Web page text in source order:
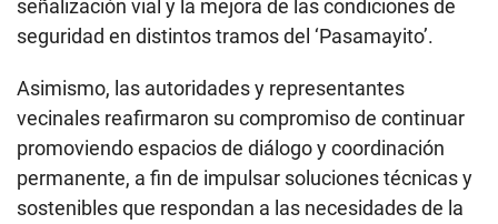
señalización vial y la mejora de las condiciones de
seguridad en distintos tramos del ‘Pasamayito’.
Asimismo, las autoridades y representantes
vecinales reafirmaron su compromiso de continuar
promoviendo espacios de diálogo y coordinación
permanente, a fin de impulsar soluciones técnicas y
sostenibles que respondan a las necesidades de la